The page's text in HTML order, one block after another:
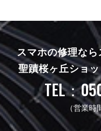
スマホの修理なら
聖蹟桜ヶ丘ショ
TEL：
（営業時